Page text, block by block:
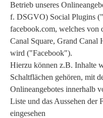
Betrieb unseres
f. DSGVO) Social Plugins
facebook.com, welches von
Canal Square, Grand Canal
wird ("Facebook").
Hierzu können z.B. Inhalte
Schaltflächen gehören, mit
Onlineangebotes innerhalb
Liste und das Aussehen der
eingesehen